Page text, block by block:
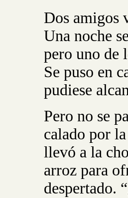
Dos amigos
Una noche
pero uno de
Se puso en
pudiese
Pero no se
calado por
llevó a la
arroz para
despertado.